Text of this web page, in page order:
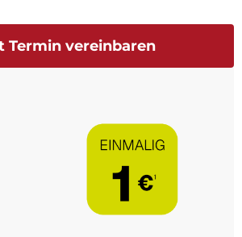
Termin vereinbaren